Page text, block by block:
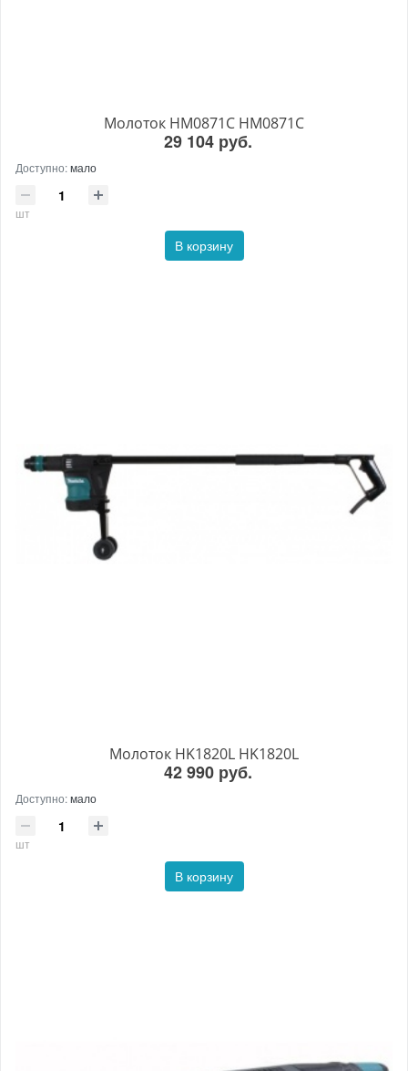
Молоток HM0871C HM0871C
29 104 руб.
Доступно:мало
шт
В корзину
Молоток HK1820L HK1820L
42 990 руб.
Доступно:мало
шт
В корзину